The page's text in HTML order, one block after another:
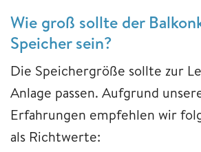
Wie groß sollte der
Speicher sein?
Die Speichergröße sollte zur
Anlage passen. Aufgrund
Erfahrungen empfehlen wir
als Richtwerte: